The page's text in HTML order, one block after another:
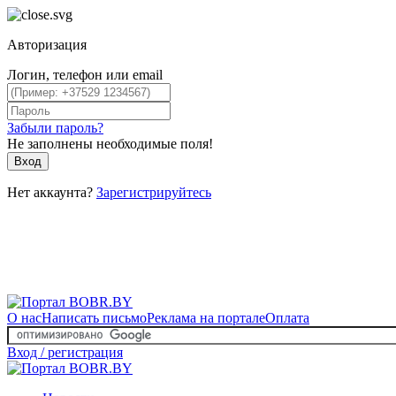
Авторизация
Логин, телефон или email
Забыли пароль?
Не заполнены необходимые поля!
Вход
Нет аккаунта? Зарегистрируйтесь
О насНаписать письмоРеклама на порталеОплата
Вход / регистрация